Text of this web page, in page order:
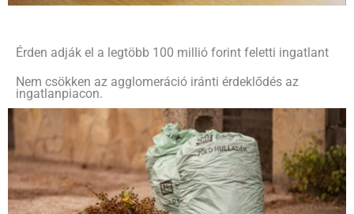
Érden adják el a legtöbb 100 millió forint feletti ingatlant
Nem csökken az agglomeráció iránti érdeklődés az
ingatlanpiacon.